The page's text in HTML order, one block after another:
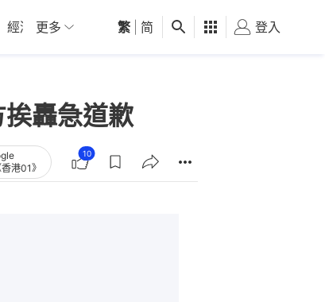
經濟 01深圳 觀點 健康 好食玩飛
更多 繁 简 登入
轟急道歉
港01》
10